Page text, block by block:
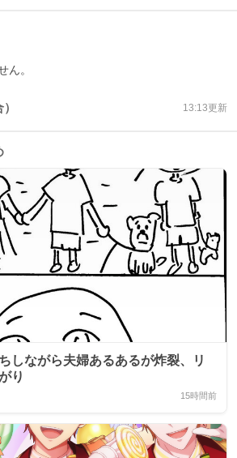
ん。
13:13更新
しながら夫婦あるあるが炸裂、リ
り
15時間前